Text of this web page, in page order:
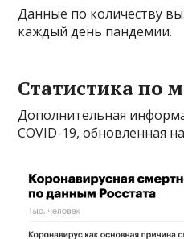
Данные по количеству
каждый день пандемии.
Статистика по
Дополнительная
COVID-19, обновленная